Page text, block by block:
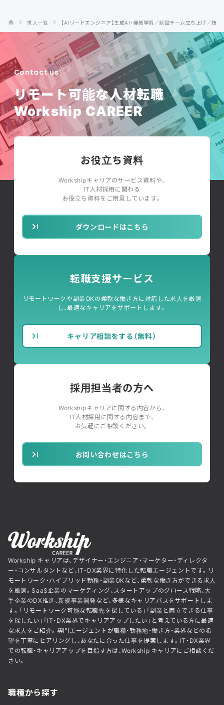
求人一覧 【AIリードエンジニア】生成AI・機械学習／新設チーム立ち上げ／技
Contact us
リモート可能な人材転職
Workship CAREER
お役立ち資料
Workshipキャリアのサービス資料や、
IT人材採用に関わる
お役立ち資料をご用意しています。
ダウンロードはこちら
転職支援サービス
リモートワークや副業OKの柔軟な働き方に対応した求人を厳選
し、最適なキャリアをサポートします。
キャリア相談をする（無料）
採用担当者の方へ
Workshipキャリアに関する内容から、
IT人材採用に関する内容まで、
お気軽にご相談ください。
お問い合わせはこちら
Workship キャリアは、デザイナー・エンジニア・マーケター・ディレクタ
ー・コンサルタントなど、IT・DX業界に特化した転職エージェントです。リ
モートワーク・ハイブリッド勤務・副業OKなど、柔軟な働き方ができる求人
を厳選。SaaS企業のマーケティング、スタートアップのグロース戦略、大
手企業のDX推進、新規事業開発など、多様なキャリアパスをサポートしま
す。「リモートワーク可能な転職先を探している」「副業と両立できる仕事
を探したい」「IT・DX業界でキャリアアップしたい」と考えている方に最適
な求人をご紹介。専門エージェントが職種・勤務地・働き方・業界などの希
望を丁寧にヒアリングし、あなたに合った仕事を提案します。IT・DX業界
での転職・キャリアアップを目指す方は、Workship キャリアにご相談くだ
さい。
職種から探す